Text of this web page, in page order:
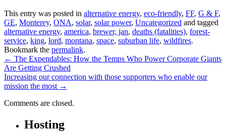
This entry was posted in alternative energy, eco-friendly, FF, G & F,
GE, Monterey, ONA, solar, solar power, Uncategorized and tagged
alternative energy, america, brewer, jan, deaths (fatalities), forest-
service, king, lord, montana, space, suburban life, wildfires.
Bookmark the permalink.
← The Expendables: How the Temps Who Power Corporate Giants
Are Getting Crushed
Increasing our connection with those supporters who enable our
mission the most →
Comments are closed.
Hosting